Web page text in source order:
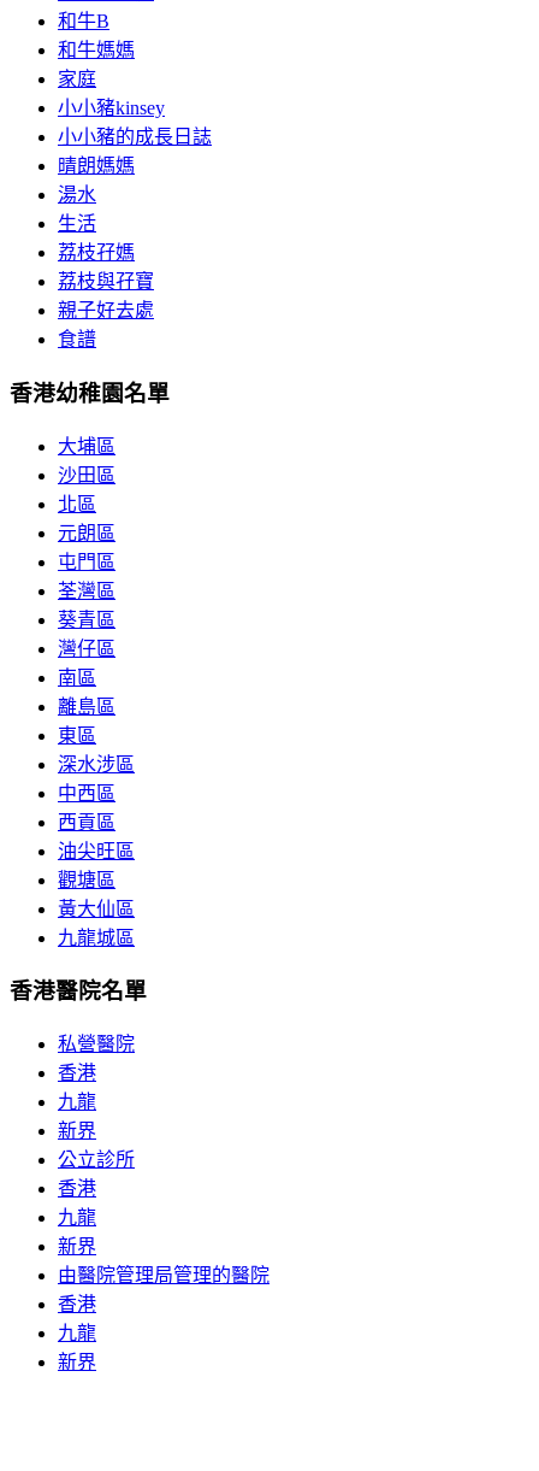
和牛B
和牛媽媽
家庭
小小豬kinsey
小小豬的成長日誌
晴朗媽媽
湯水
生活
荔枝孖媽
荔枝與孖寶
親子好去處
食譜
香港幼稚園名單
大埔區
沙田區
北區
元朗區
屯門區
荃灣區
葵青區
灣仔區
南區
離島區
東區
深水涉區
中西區
西貢區
油尖旺區
觀塘區
黃大仙區
九龍城區
香港醫院名單
私營醫院
香港
九龍
新界
公立診所
香港
九龍
新界
由醫院管理局管理的醫院
香港
九龍
新界